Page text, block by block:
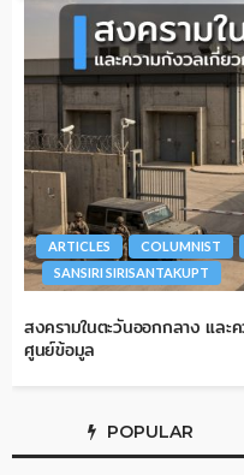
ARTICLES COLUMNIST
SANSIRI SIRISANTAKUPT
สงครามในตะวันออกกลาง แล
ศูนย์ข้อมูล
POPULAR